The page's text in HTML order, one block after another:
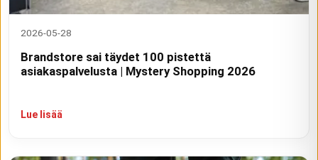
2026-05-28
Brandstore sai täydet 100 pistettä
asiakaspalvelusta | Mystery Shopping 2026
Lue lisää